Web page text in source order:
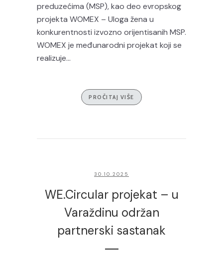
preduzećima (MSP), kao deo evropskog
projekta WOMEX – Uloga žena u
konkurentnosti izvozno orijentisanih MSP.
WOMEX je međunarodni projekat koji se
realizuje...
PROČITAJ VIŠE
30.10.2025
WE.Circular projekat – u
Varaždinu održan
partnerski sastanak